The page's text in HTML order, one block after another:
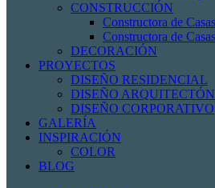
CONSTRUCCIÓN
Constructora de
Constructora de
DECORACIÓN
PROYECTOS
DISEÑO RESIDENCIAL
DISEÑO
DISEÑO CORPORATIVO
GALERÍA
INSPIRACIÓN
COLOR
BLOG